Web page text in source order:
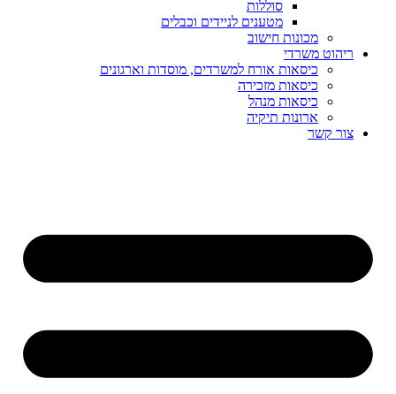
סוללות
מטענים לניידים וכבלים
מכונות חישוב
ריהוט משרדי
כיסאות אורח למשרדים, מוסדות וארגונים
כיסאות מזכירה
כיסאות מנהל
ארונות תיקיה
צור קשר